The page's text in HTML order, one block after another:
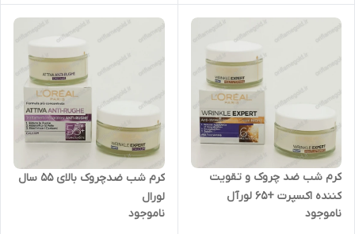
کرم شب ضد چروک و تقویت
کننده اکسپرت +65 لورآل
ناموجود
کرم شب ضدچروک بالای 55 سال
لورال
ناموجود